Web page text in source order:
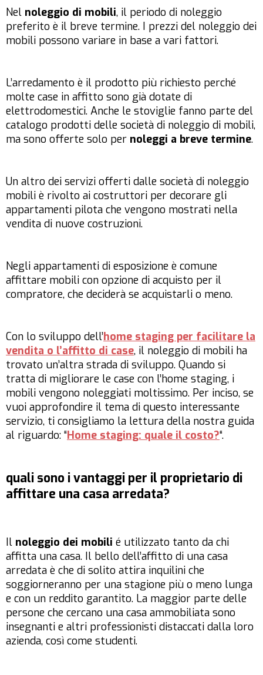
Nel noleggio di mobili, il periodo di noleggio
preferito è il breve termine. I prezzi del noleggio dei
mobili possono variare in base a vari fattori.
L’arredamento è il prodotto più richiesto perché
molte case in affitto sono già dotate di
elettrodomestici. Anche le stoviglie fanno parte del
catalogo prodotti delle società di noleggio di mobili,
ma sono offerte solo per noleggi a breve termine.
Un altro dei servizi offerti dalle società di noleggio
mobili è rivolto ai costruttori per decorare gli
appartamenti pilota che vengono mostrati nella
vendita di nuove costruzioni.
Negli appartamenti di esposizione è comune
affittare mobili con opzione di acquisto per il
compratore, che deciderà se acquistarli o meno.
Con lo sviluppo dell’home staging per facilitare la
vendita o l’affitto di case, il noleggio di mobili ha
trovato un’altra strada di sviluppo. Quando si
tratta di migliorare le case con l’home staging, i
mobili vengono noleggiati moltissimo. Per inciso, se
vuoi approfondire il tema di questo interessante
servizio, ti consigliamo la lettura della nostra guida
al riguardo: “Home staging: quale il costo?“.
quali sono i vantaggi per il proprietario di
affittare una casa arredata?
Il noleggio dei mobili é utilizzato tanto da chi
affitta una casa. Il bello dell’affitto di una casa
arredata è che di solito attira inquilini che
soggiorneranno per una stagione più o meno lunga
e con un reddito garantito. La maggior parte delle
persone che cercano una casa ammobiliata sono
insegnanti e altri professionisti distaccati dalla loro
azienda, così come studenti.